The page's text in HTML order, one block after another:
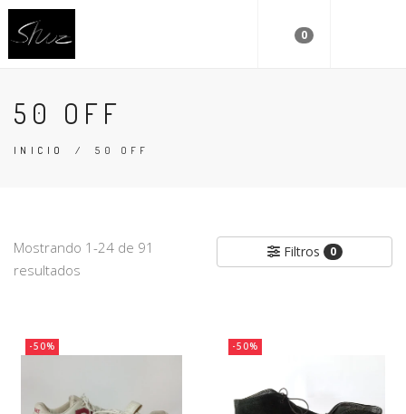
0
50 OFF
INICIO /50 OFF
Mostrando 1-24 de 91
resultados
Filtros 0
-50% -50%